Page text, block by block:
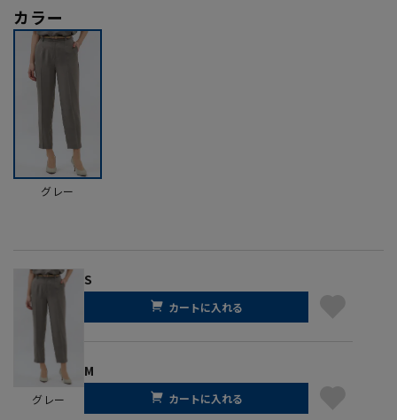
カラー
グレー
グレー
S
カートに入れる
M
カートに入れる